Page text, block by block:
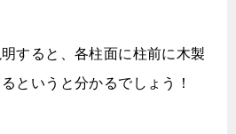
すると、各柱面に柱前に木製
というと分かるでしょう！